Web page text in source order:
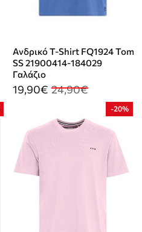
Ανδρικό T-Shirt FQ1924 Tom
SS 21900414-184029
Γαλάζιο
19,90€ 24,90€
-20%